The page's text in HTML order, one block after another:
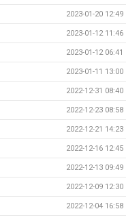
2023-01-20 12:49
2023-01-12 11:46
2023-01-12 06:41
2023-01-11 13:00
2022-12-31 08:40
2022-12-23 08:58
2022-12-21 14:23
2022-12-16 12:45
2022-12-13 09:49
2022-12-09 12:30
2022-12-04 16:58